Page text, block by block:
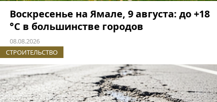
Воскресенье на Ямале, 9 августа: до +18
°C в большинстве городов
08.08.2026
СТРОИТЕЛЬСТВО